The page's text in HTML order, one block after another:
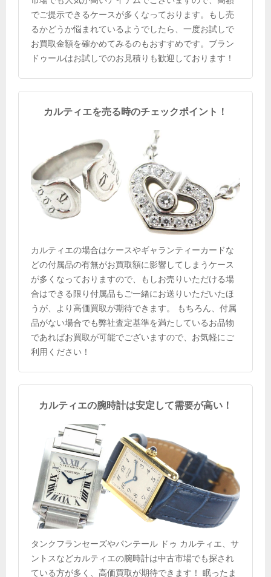
でご提示できるケースが多くなっております。もし売
るかどうか悩まれているようでしたら、一度お試しで
お買取金額を確かめてみるのもおすすめです。ブラン
ドゥールはお試しでのお見積りも歓迎しております！
カルティエを売る時のチェックポイント！
カルティエの場合はケースやギャランティーカードな
どの付属品の有無がお買取額に影響してしまうケース
が多くなっておりますので、もしお売りいただける場
合はできる限り付属品もご一緒にお送りいただいたほ
うが、より高価買取が期待できます。 もちろん、付属
品がない場合でも弊社査定基準を満たしているお品物
であればお買取が可能でございますので、お気軽にご
利用ください！
カルティエの腕時計は安定して需要が高い！
タンクフランセーズやパンテール ドゥ カルティエ、サ
ントスなどカルティエの腕時計は中古市場でも探され
ている方が多く、高価買取が期待できます！ 眠ったま